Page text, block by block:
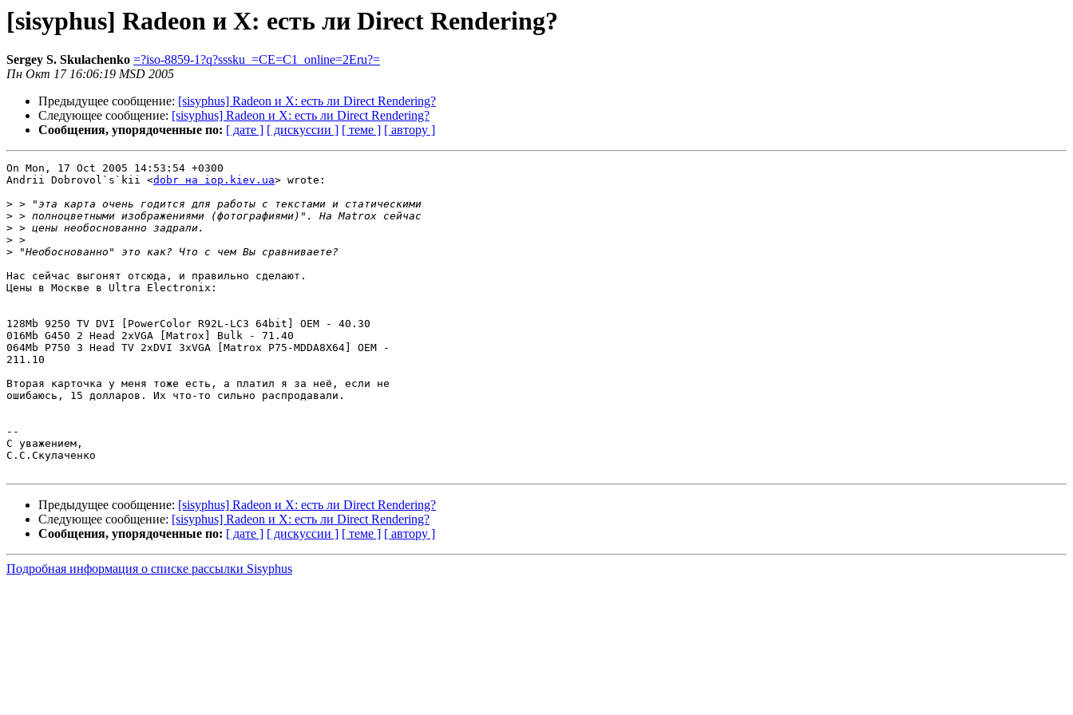
[sisyphus] Radeon и X: есть ли Direct Rendering?
Sergey S. Skulachenko =?iso-8859-1?q?sssku_=CE=C1_online=2Eru?=
Пн Окт 17 16:06:19 MSD 2005
Предыдущее сообщение: [sisyphus] Radeon и X: есть ли Direct Rendering?
Следующее сообщение: [sisyphus] Radeon и X: есть ли Direct Rendering?
Сообщения, упорядоченные по: [ дате ] [ дискуссии ] [ теме ] [ автору ]
On Mon, 17 Oct 2005 14:53:54 +0300
Andrii Dobrovol`s`kii <dobr на iop.kiev.ua> wrote:
>
>
>
>
>
Нас сейчас выгонят отсюда, и правильно сделают.
Цены в Москве в Ultra Electronix:
128Mb 9250 TV DVI [PowerColor R92L-LC3 64bit] OEM - 40.30
016Mb G450 2 Head 2xVGA [Matrox] Bulk - 71.40
064Mb P750 3 Head TV 2xDVI 3xVGA [Matrox P75-MDDA8X64] OEM -
211.10
Вторая карточка у меня тоже есть, а платил я за неё, если не
ошибаюсь, 15 долларов. Их что-то сильно распродавали.
--
С уважением,
С.С.Скулаченко
Предыдущее сообщение: [sisyphus] Radeon и X: есть ли Direct Rendering?
Следующее сообщение: [sisyphus] Radeon и X: есть ли Direct Rendering?
Сообщения, упорядоченные по: [ дате ] [ дискуссии ] [ теме ] [ автору ]
Подробная информация о списке рассылки Sisyphus